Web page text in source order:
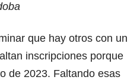
que hay otros con un
inscripciones porque
de 2023. Faltando esas